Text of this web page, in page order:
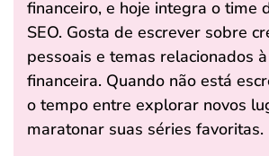
financeiro, e hoje integra o time
SEO. Gosta de escrever sobre
pessoais e temas relacionados
financeira. Quando não está
o tempo entre explorar novos
maratonar suas séries favoritas.